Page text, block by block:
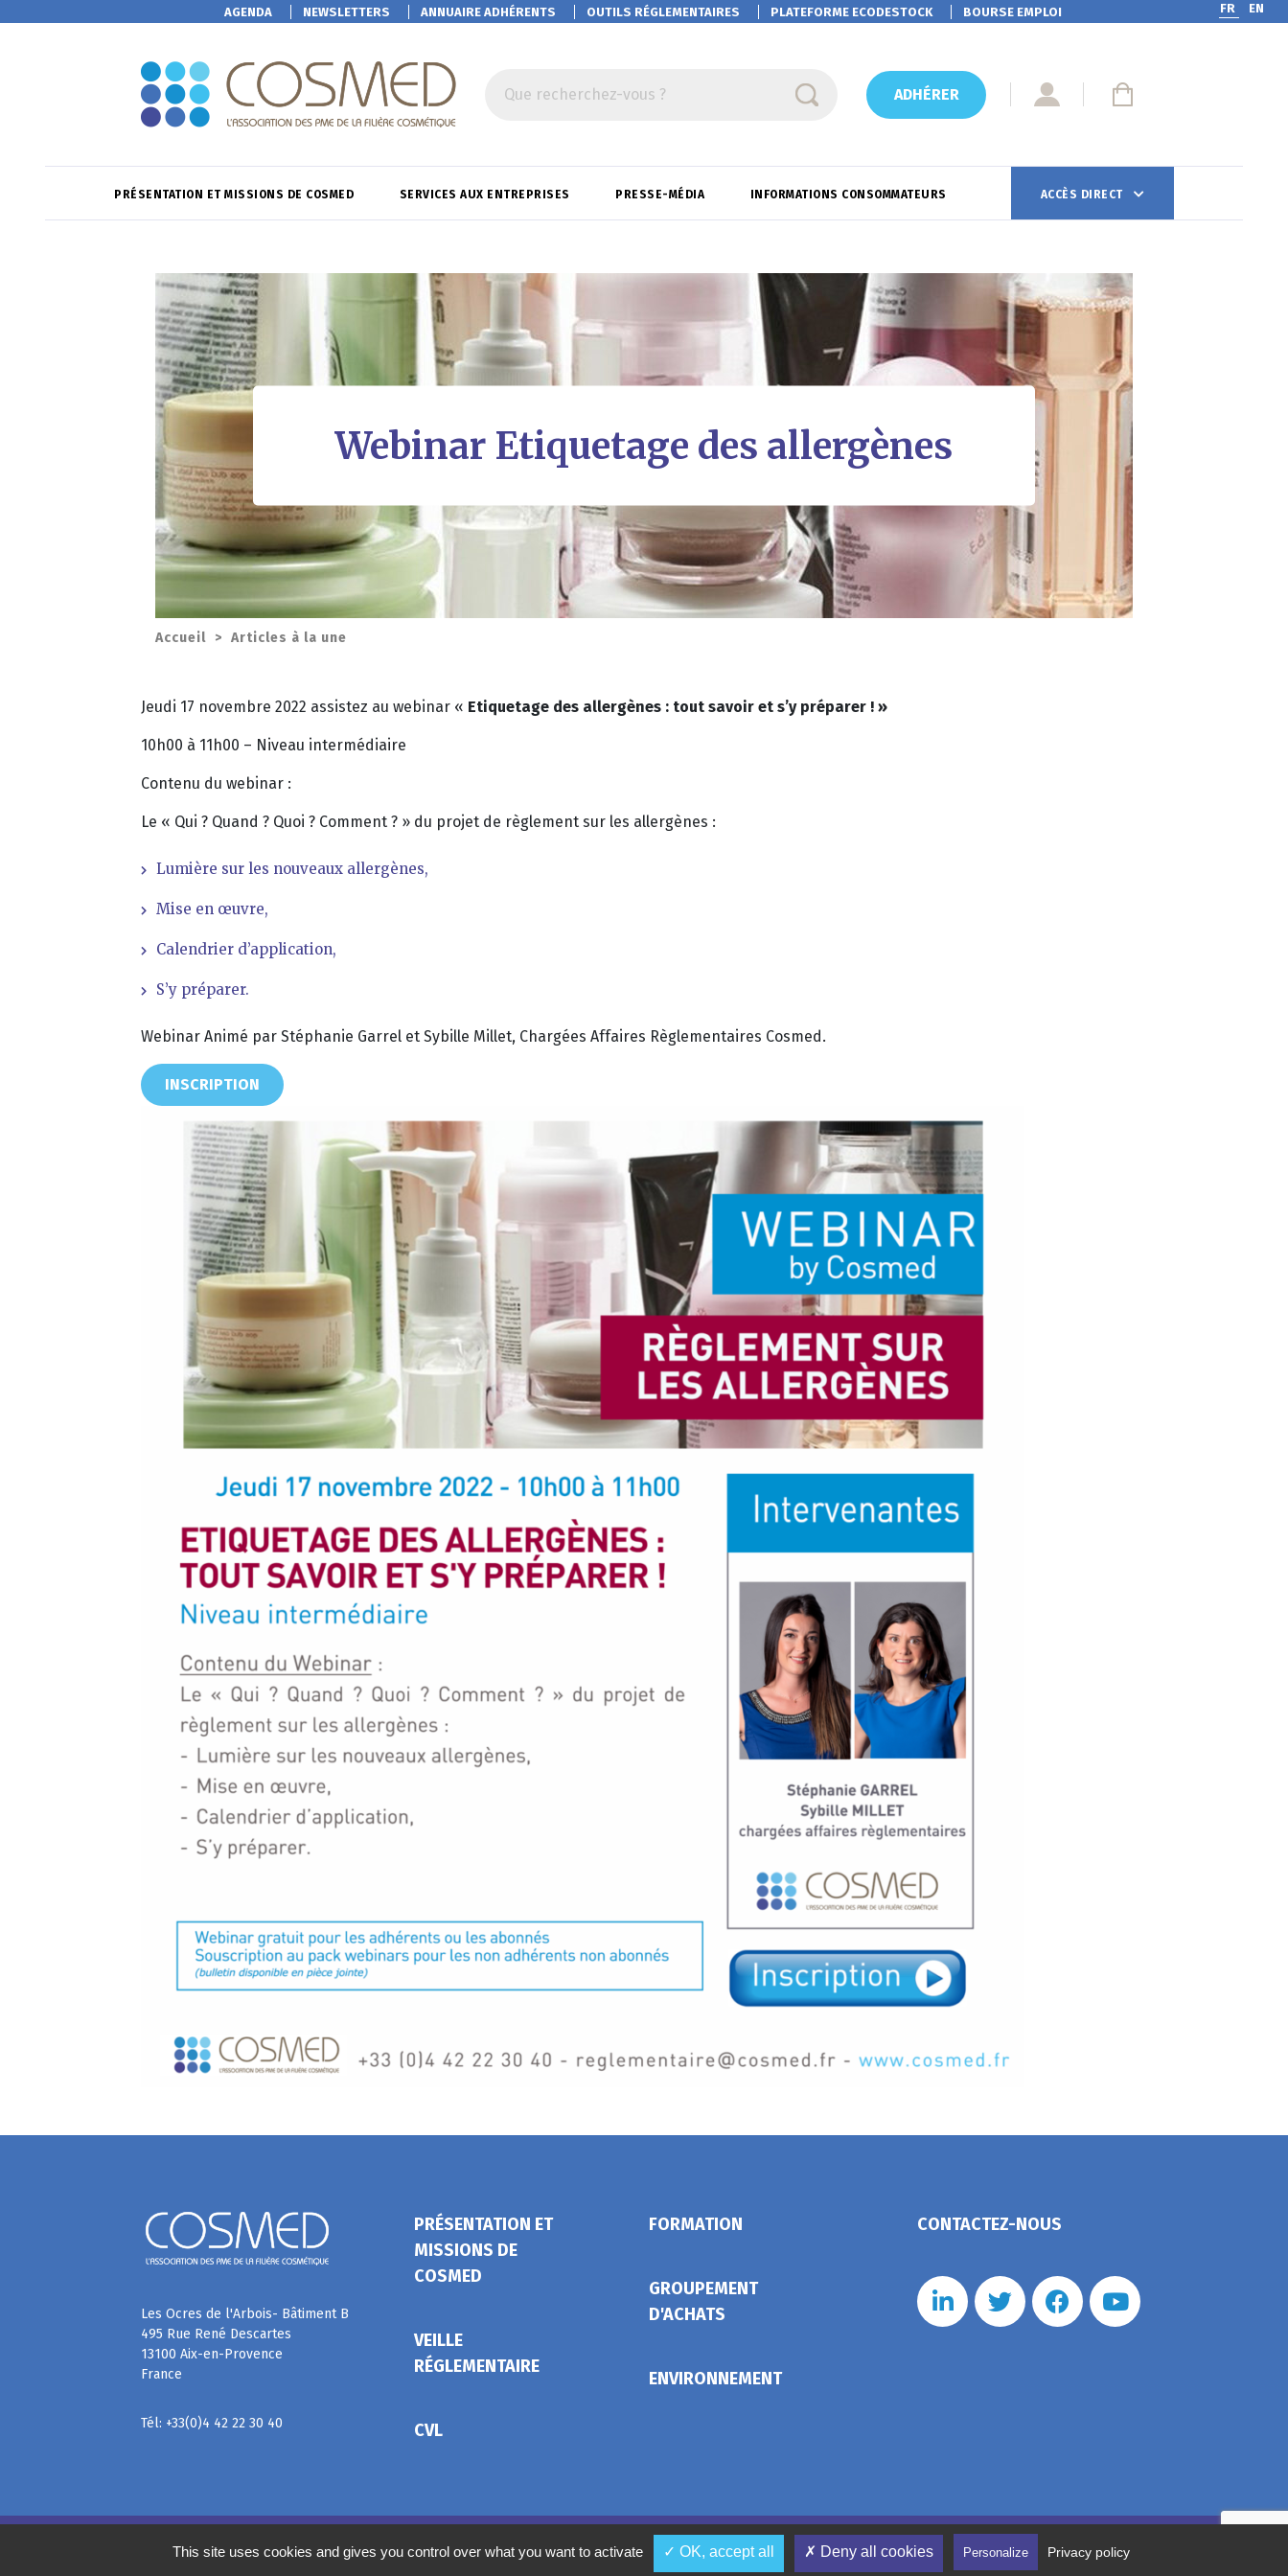
AGENDA NEWSLETTERS ANNUAIRE ADHÉRENTS OUTILS RÉGLEMENTAIRES PLATEFORMEECODESTOCK BOURSE EMPLOI FR EN
Que recherchez-vous ? ADHÉRER
PRÉSENTATION ET MISSIONS DE COSMED SERVICES AUX ENTREPRISES PRESSE-MÉDIA INFORMATIONS CONSOMMATEURS ACCÈS DIRECT
Webinar Etiquetage des allergènes
Accueil > Articles à la une
Jeudi 17 novembre 2022 assistez au webinar « Etiquetage des allergènes : tout savoir et s’y préparer ! »
10h00 à 11h00 – Niveau intermédiaire
Contenu du webinar :
Le « Qui ? Quand ? Quoi ? Comment ? » du projet de règlement sur les allergènes :
Lumière sur les nouveaux allergènes,
Mise en œuvre,
Calendrier d’application,
S’y préparer.
Webinar Animé par Stéphanie Garrel et Sybille Millet, Chargées Affaires Règlementaires Cosmed.
INSCRIPTION
Les Ocres de l'Arbois- Bâtiment B
495 Rue René Descartes
13100 Aix-en-Provence
France
Tél: +33(0)4 42 22 30 40
PRÉSENTATION ET
MISSIONS DE
COSMED
VEILLE
RÉGLEMENTAIRE
CVL
FORMATION
GROUPEMENT
D'ACHATS
ENVIRONNEMENT
CONTACTEZ-NOUS
Mentions légales Conditions générales de vente
Gestion des cookies
This site uses cookies and gives you control over what you want to activate ✓ OK, accept all ✗ Deny all cookies Personalize Privacy policy